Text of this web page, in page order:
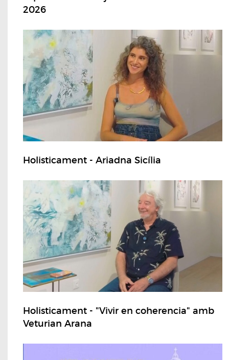
2026
Holisticament - Ariadna Sicília
Holisticament - "Vivir en coherencia" amb
Veturian Arana